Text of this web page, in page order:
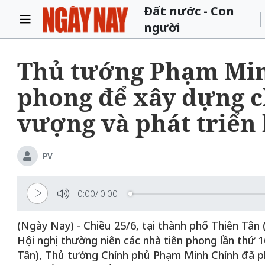
Đất nước - Con
người
Thủ tướng Phạm
phong để xây dựng
vượng và phát triển
PV
0:00/ 0:00
(Ngày Nay) - Chiều 25/6, tại thành phố Thiên
Hội nghị thường niên các nhà tiên phong lần thứ
Tân), Thủ tướng Chính phủ Phạm Minh Chính đã